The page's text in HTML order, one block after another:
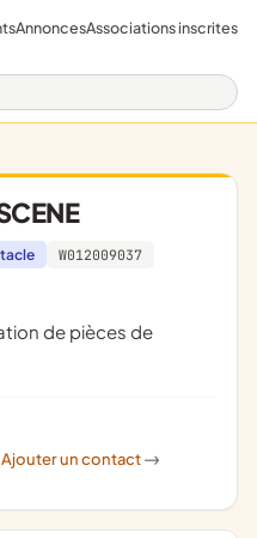
AnnoncesAssociations inscrites
W012009037
Ajouter un contact ->